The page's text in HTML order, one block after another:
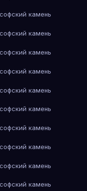
камень
камень
камень
камень
камень
камень
камень
камень
камень
камень